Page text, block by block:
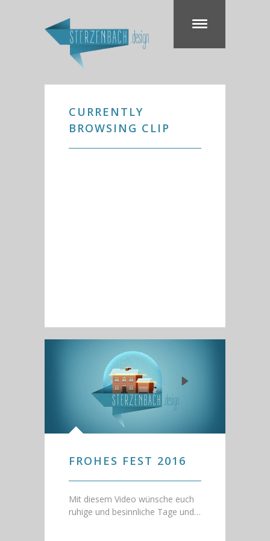
CURRENTLY
BROWSING CLIP
FROHES FEST 2016
Mit diesem Video wünsche euch
ruhige und besinnliche Tage und…